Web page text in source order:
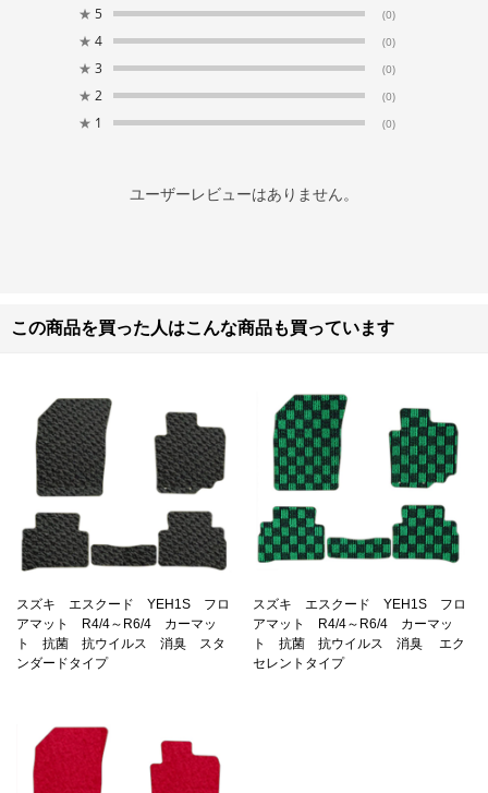
★ 5 (0)
★ 4 (0)
★ 3 (0)
★ 2 (0)
★ 1 (0)
ユーザーレビューはありません。
この商品を買った人はこんな商品も買っています
スズキ エスクード YEH1S フロ
アマット R4/4～R6/4 カーマッ
ト 抗菌 抗ウイルス 消臭 スタ
ンダードタイプ
スズキ エスクード YEH1S フロ
アマット R4/4～R6/4 カーマッ
ト 抗菌 抗ウイルス 消臭 エク
セレントタイプ